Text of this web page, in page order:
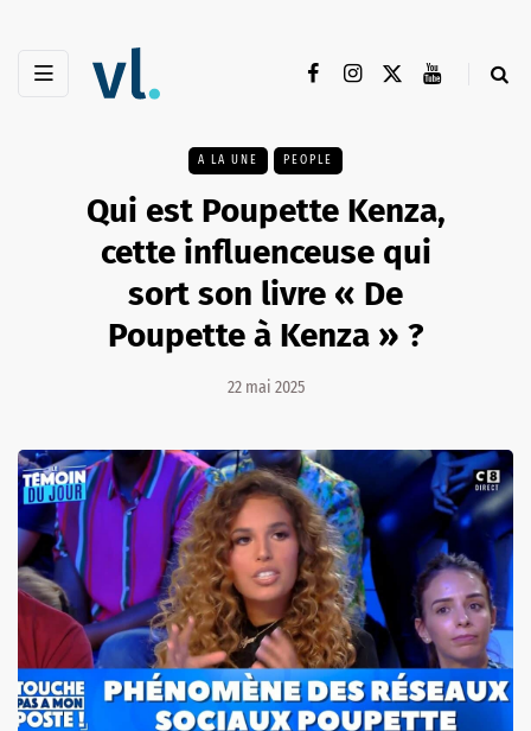
A LA UNE PEOPLE
Qui est Poupette Kenza,
cette influenceuse qui
sort son livre « De
Poupette à Kenza » ?
22 mai 2025